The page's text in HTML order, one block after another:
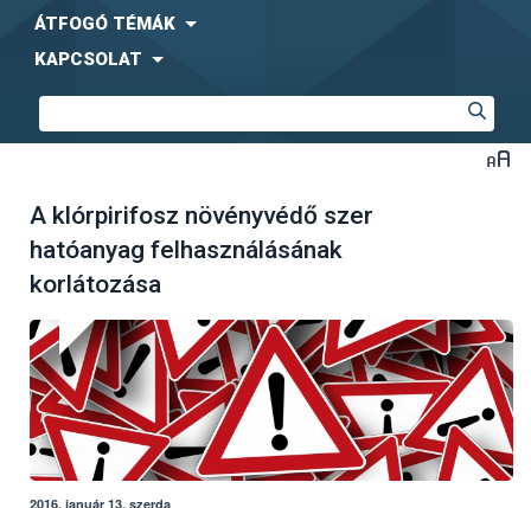
ÁTFOGÓ TÉMÁK
KAPCSOLAT
A klórpirifosz növényvédő szer
hatóanyag felhasználásának
korlátozása
2016. január 13, szerda